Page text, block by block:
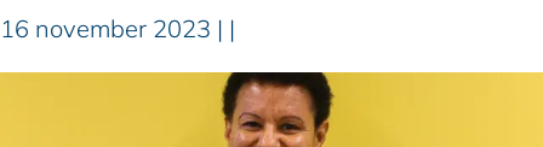
a
e
m
e
e
D
16 november 2023 | |